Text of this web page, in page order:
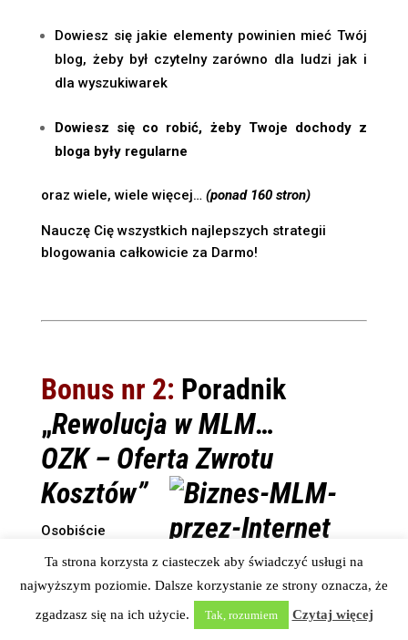
Dowiesz się jakie elementy powinien mieć Twój
blog, żeby był czytelny zarówno dla ludzi jak i
dla wyszukiwarek
Dowiesz się co robić, żeby Twoje dochody z
bloga były regularne
oraz wiele, wiele więcej… (ponad 160 stron)
Nauczę Cię wszystkich najlepszych strategii
blogowania całkowicie za Darmo!
Bonus nr 2: Poradnik
„Rewolucja w MLM…
OZK – Oferta Zwrotu
Kosztów”
Osobiście
strategii do budowy wielopoziomowych
programów partnerskich oraz Biznesu MLM.
Zobacz czego m.in. dowiesz się z tego poradnika:
Ta strona korzysta z ciasteczek aby świadczyć usługi na
najwyższym poziomie. Dalsze korzystanie ze strony oznacza, że
zgadzasz się na ich użycie.
Tak, rozumiem Czytaj więcej